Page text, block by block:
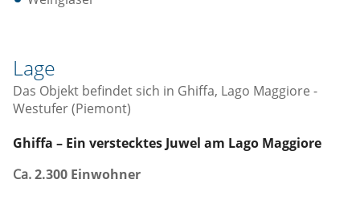
Lage
Das Objekt befindet sich in Ghiffa, Lago Maggiore -
Westufer (Piemont)
Ghiffa – Ein verstecktes Juwel am Lago Maggiore
Ca.2.300 Einwohner